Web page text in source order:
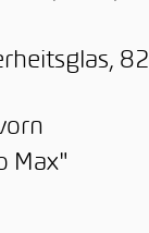
82
Max"